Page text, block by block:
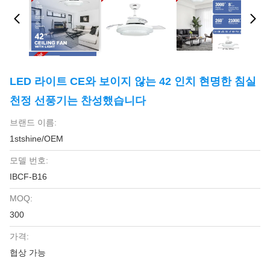
LED 라이트 CE와 보이지 않는 42 인치 현명한 침실
천정 선풍기는 찬성했습니다
브랜드 이름:
1stshine/OEM
모델 번호:
IBCF-B16
MOQ:
300
가격:
협상 가능